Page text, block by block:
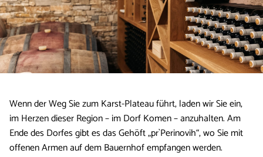
Wenn der Weg Sie zum Karst-Plateau führt, laden wir Sie ein,
im Herzen dieser Region – im Dorf Komen – anzuhalten. Am
Ende des Dorfes gibt es das Gehöft „pr`Perinovih“, wo Sie mit
offenen Armen auf dem Bauernhof empfangen werden.